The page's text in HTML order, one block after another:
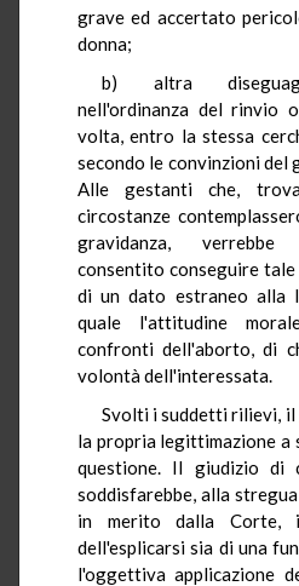
grave ed accertato
donna;
b) altra
nell'ordinanza del rinvio
volta, entro la stessa
secondo le convinzioni
Alle gestanti che,
circostanze
gravidanza,
consentito conseguire
di un dato estraneo alla
quale l'attitudine
confronti dell'aborto, di
volontà dell'interessata.
Svolti i suddetti rilievi, il
la propria legittimazione a
questione. Il giudizio di
soddisfarebbe, alla
in merito dalla Corte,
dell'esplicarsi sia di una
l'oggettiva applicazione